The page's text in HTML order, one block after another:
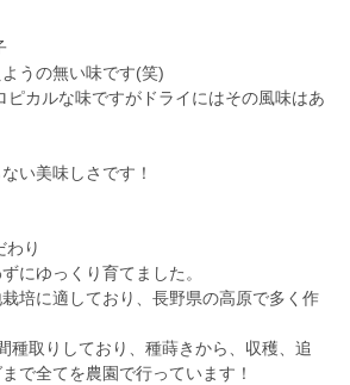
うの無い味です(笑)
ピカルな味ですがドライにはその風味はあ
い美味しさです！
わり
にゆっくり育てました。
培に適しており、長野県の高原で多く作
種取りしており、種蒔きから、収穫、追
で全てを農園で行っています！